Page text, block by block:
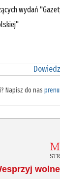
wydań
Napisz do nas